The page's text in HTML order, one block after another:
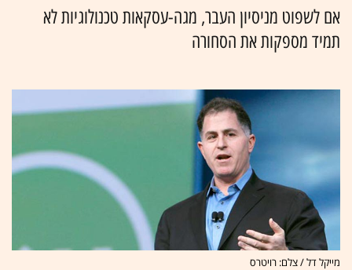
אם לשפוט מניסיון העבר, מגה-עסקאות טכנולוגיות לא
תמיד מספקות את הסחורה
מייקל דל / צלם: רויטרס